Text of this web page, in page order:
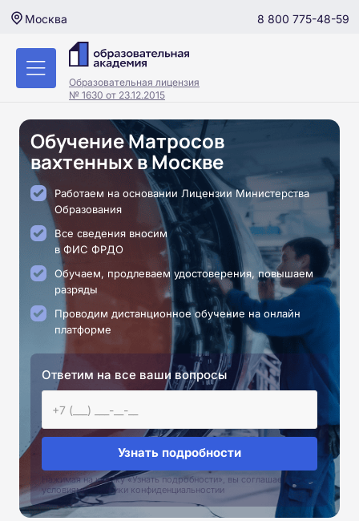
Москва 8 800 775-48-59
Образовательная лицензия
№ 1630 от 23.12.2015
Обучение Матросов
вахтенных в Москве
Работаем на основании Лицензии Министерства
Образования
Все сведения вносим
в ФИС ФРДО
Обучаем, продлеваем удостоверения, повышаем
разряды
Проводим дистанционное обучение на онлайн
платформе
Ответим на все ваши вопросы
Узнать подробности
Нажимая на кнопку «Узнать подробности», вы соглашаетесь с
условиями политики конфиденциальностии